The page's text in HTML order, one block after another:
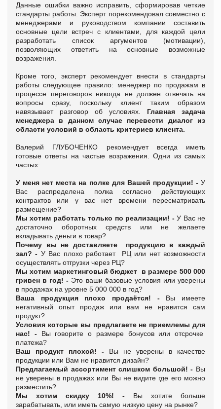
Данные ошибки важно исправить, сформировав четкие
стандарты работы. Эксперт порекомендовал совместно с
менеджерами и руководством компании составить
основные цели встреч с клиентами, для каждой цели
разработать список аргументов (мотивации),
позволяющих ответить на основные возможные
возражения.
Кроме того, эксперт рекомендует внести в стандарты
работы следующее правило: менеджер по продажам в
процессе переговоров никогда не должен отвечать на
вопросы сразу, поскольку клиент таким образом
навязывает разговор об условиях. Главная задача
менеджера в данном случае перевести диалог из
области условий в область критериев клиента.
Валерий ГЛУБОЧЕНКО рекомендует всегда иметь
готовые ответы на частые возражения. Одни из самых
частых:
У меня нет места на полке для Вашей продукции! - У
Вас распределена полка согласно действующих
контрактов или у вас нет времени пересматривать
размещение?
Мы хотим работать только по реализации! -У Вас не
достаточно оборотных средств или не желаете
вкладывать деньги в товар?
Почему вы не доставляете продукцию в каждый
зал? - У Вас плохо работает РЦ или нет возможности
осуществлять отгрузки через РЦ?
Мы хотим маркетинговый бюджет в размере 500 000
гривен в год! - Это ваши базовые условия или уверены
в продажах на уровне 5 000 000 в год?
Ваша продукция плохо продаётся! - Вы имеете
негативный опыт продаж или вам не нравится сам
продукт?
Условия которые вы предлагаете не приемлемы для
нас! - Вы говорите о размере бонусов или отсрочке
платежа?
Ваш продукт плохой! - Вы не уверены в качестве
продукции или Вам не нравится дизайн?
Предлагаемый ассортимент слишком большой! - Вы
не уверены в продажах или Вы не видите где его можно
разместить?
Мы хотим скидку 10%! - Вы хотите больше
зарабатывать, или иметь самую низкую цену на рынке?